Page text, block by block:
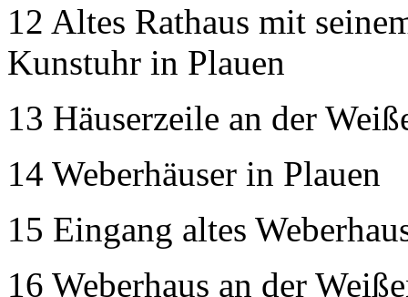
12 Altes Rathaus mit
Kunstuhr in Plauen
13 Häuserzeile an der
14 Weberhäuser in Plauen
15 Eingang altes
16 Weberhaus an der